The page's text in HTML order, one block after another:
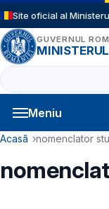
Sari la conținutul
Site oficial al
GUVERNUL
Caută
Meniu
Navigație
Cale de
Acasă nomenclator